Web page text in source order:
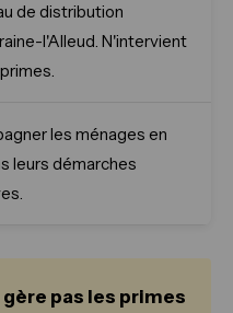
de distribution
l'Alleud. N'intervient
les ménages en
leurs démarches
pas les primes